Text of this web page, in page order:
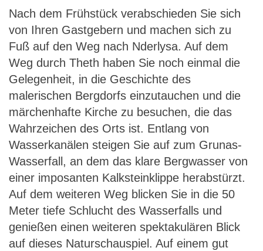
Nach dem Frühstück verabschieden Sie sich
von Ihren Gastgebern und machen sich zu
Fuß auf den Weg nach Nderlysa. Auf dem
Weg durch Theth haben Sie noch einmal die
Gelegenheit, in die Geschichte des
malerischen Bergdorfs einzutauchen und die
märchenhafte Kirche zu besuchen, die das
Wahrzeichen des Orts ist. Entlang von
Wasserkanälen steigen Sie auf zum Grunas-
Wasserfall, an dem das klare Bergwasser von
einer imposanten Kalksteinklippe herabstürzt.
Auf dem weiteren Weg blicken Sie in die 50
Meter tiefe Schlucht des Wasserfalls und
genießen einen weiteren spektakulären Blick
auf dieses Naturschauspiel. Auf einem gut